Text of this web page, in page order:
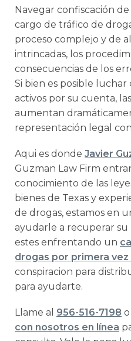
Navegar confiscación
cargo de tráfico de
proceso complejo y de
intrincadas, los
consecuencias de los
Si bien es posible
activos por su cuenta,
aumentan
representación legal
Aqui es donde Javier
Guzman Law Firm
conocimiento de las
bienes de Texas y
de drogas, estamos en
ayudarle a recuperar su
estes enfrentando un
drogas por primera vez
conspiracion para
para ayudarte.
Llame al 956-516-7198 o
con nosotros en línea